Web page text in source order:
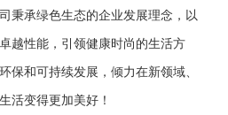
秉承绿色生态的企业发展理念，以
越性能，引领健康时尚的生活方
保和可持续发展，倾力在新领域、
活变得更加美好！